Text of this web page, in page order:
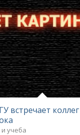
встречает
учеба